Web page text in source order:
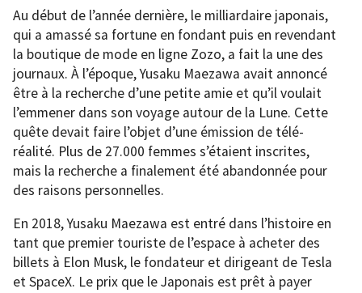
Au début de l’année dernière, le milliardaire japonais,
qui a amassé sa fortune en fondant puis en revendant
la boutique de mode en ligne Zozo, a fait la une des
journaux. À l’époque, Yusaku Maezawa avait annoncé
être à la recherche d’une petite amie et qu’il voulait
l’emmener dans son voyage autour de la Lune. Cette
quête devait faire l’objet d’une émission de télé-
réalité. Plus de 27.000 femmes s’étaient inscrites,
mais la recherche a finalement été abandonnée pour
des raisons personnelles.
En 2018, Yusaku Maezawa est entré dans l’histoire en
tant que premier touriste de l’espace à acheter des
billets à Elon Musk, le fondateur et dirigeant de Tesla
et SpaceX. Le prix que le Japonais est prêt à payer